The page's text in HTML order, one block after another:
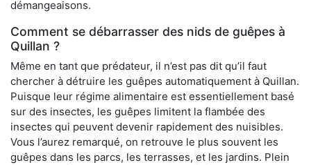
démangeaisons.
Comment se débarrasser des nids de guêpes à
Quillan ?
Même en tant que prédateur, il n’est pas dit qu’il faut
chercher à détruire les guêpes automatiquement à Quillan.
Puisque leur régime alimentaire est essentiellement basé
sur des insectes, les guêpes limitent la flambée des
insectes qui peuvent devenir rapidement des nuisibles.
Vous l’aurez remarqué, on retrouve le plus souvent les
guêpes dans les parcs, les terrasses, et les jardins. Plein